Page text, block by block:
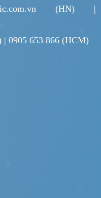
(HN) |
| 0905 653 866 (HCM)